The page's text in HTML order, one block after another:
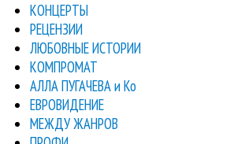
КОНЦЕРТЫ
РЕЦЕНЗИИ
ЛЮБОВНЫЕ ИСТОРИИ
КОМПРОМАТ
АЛЛА ПУГАЧЕВА и Ко
ЕВРОВИДЕНИЕ
МЕЖДУ ЖАНРОВ